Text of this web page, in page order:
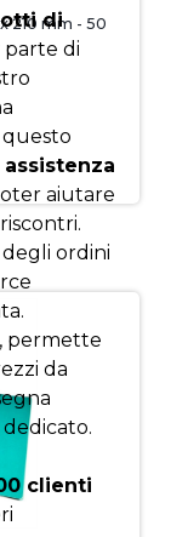
210 mm - 50
di
parte di
assistenza
aiutare
ordini
, permette
da
clienti